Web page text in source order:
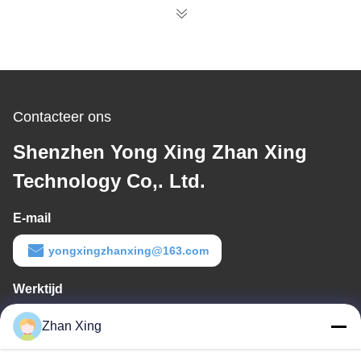
Contacteer ons
Shenzhen Yong Xing Zhan Xing
Technology Co,. Ltd.
E-mail
yongxingzhanxing@163.com
Werktijd
8:00-20:00
Ons adres
Zhan Xing